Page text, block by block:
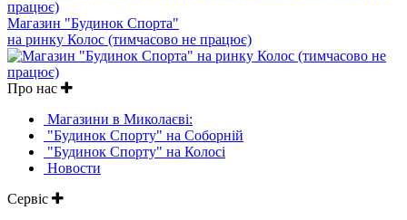
Магазин "Будинок Спорта"
на ринку Колос (тимчасово не працює)
Про нас
Магазини в Миколаєві:
"Будинок Спорту" на Соборній
"Будинок Спорту" на Колосі
Новости
Сервіс